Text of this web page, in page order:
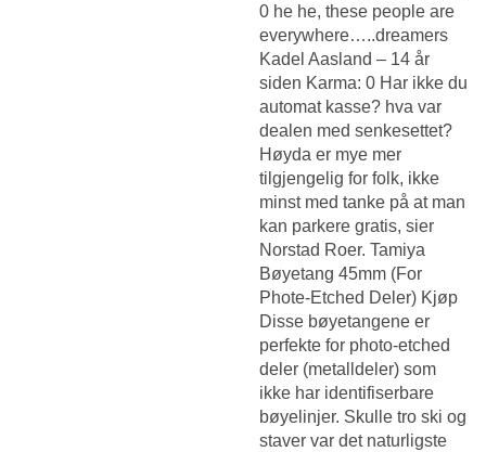
0 he he, these people are
everywhere…..dreamers
Kadel Aasland – 14 år
siden Karma: 0 Har ikke du
automat kasse? hva var
dealen med senkesettet?
Høyda er mye mer
tilgjengelig for folk, ikke
minst med tanke på at man
kan parkere gratis, sier
Norstad Roer. Tamiya
Bøyetang 45mm (For
Phote-Etched Deler) Kjøp
Disse bøyetangene er
perfekte for photo-etched
deler (metalldeler) som
ikke har identifiserbare
bøyelinjer. Skulle tro ski og
staver var det naturligste